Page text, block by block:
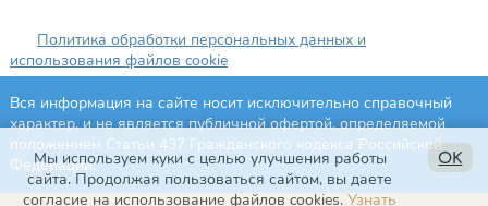
Политика обработки персональных данных и
использования файлов cookie
Вся информация на сайте носит исключительно справочный
характер, и не является публичной офертой, определяемой
положением Статьи 437 Гражданского кодекса Российской
Федерации.
Мы используем куки с целью улучшения работы
сайта. Продолжая пользоваться сайтом, вы даете
согласие на использование файлов cookies.Узнать
OK